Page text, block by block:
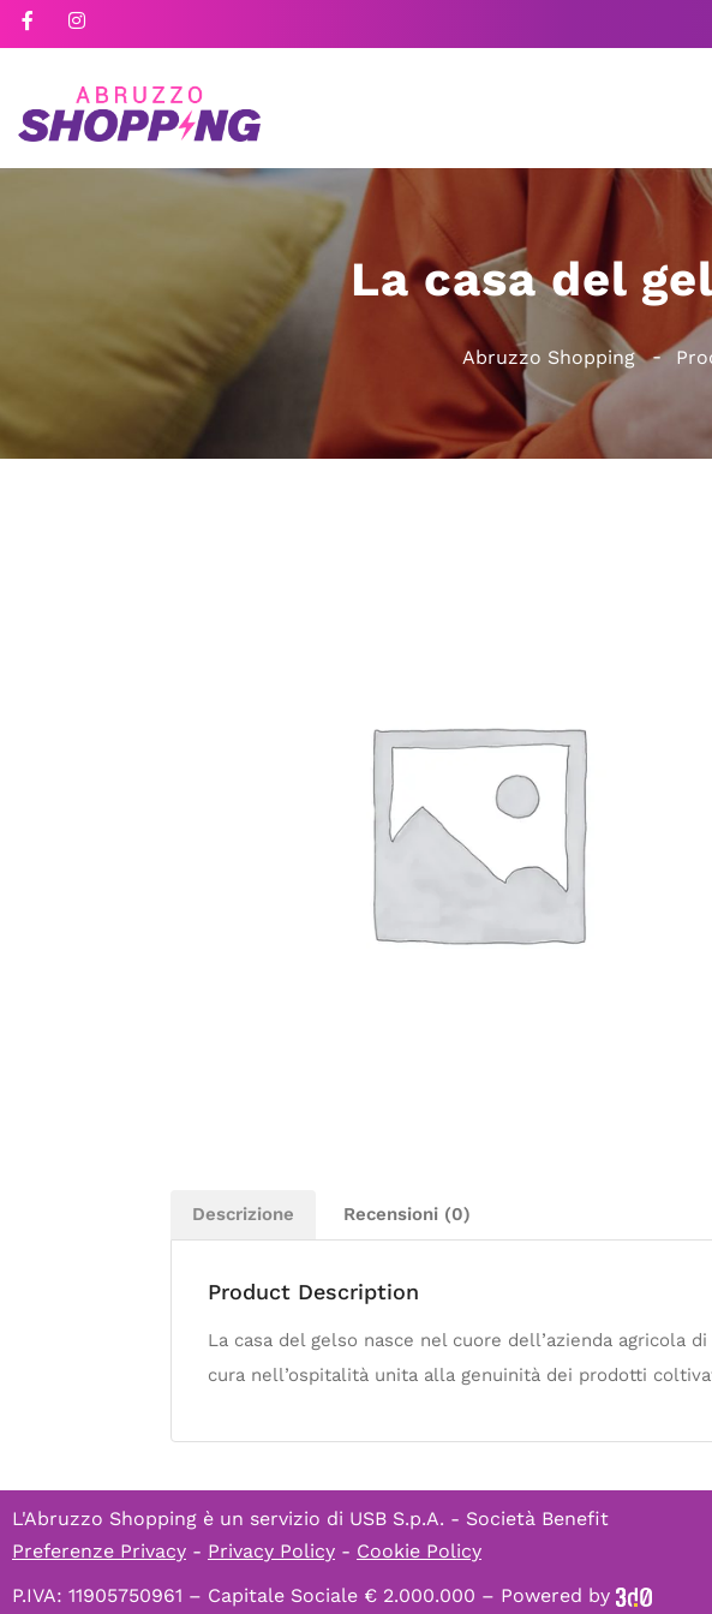
La casa del
Abruzzo Shopping
Descrizione Recensioni (0)
Product Description
La casa del gelso nasce nel cuore dell’azienda agricola
cura nell’ospitalità unita alla genuinità dei prodotti
L'Abruzzo Shopping è un servizio di USB S.p.A. - Società Benefit
Preferenze Privacy - Privacy Policy - Cookie Policy
P.IVA: 11905750961 – Capitale Sociale € 2.000.000 – Powered by